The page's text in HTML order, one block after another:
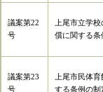
議案第22
号
上尾市立学
償に関する条
議案第23
号
上尾市民体
する条例の制